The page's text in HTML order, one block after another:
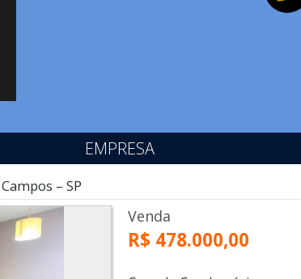
EMPRESA
– SP
Venda
R$ 478.000,00